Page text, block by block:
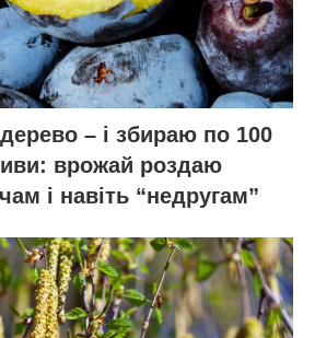
сезон, коли інші сорти
силу.